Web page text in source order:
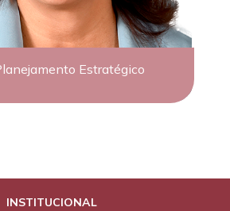
Estratégico
INSTITUCIONAL